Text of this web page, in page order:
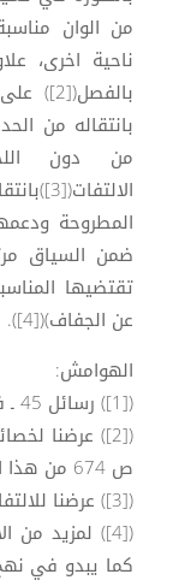
من الوان
ناحية اخرى،
بانتقاله من
من دون
المطروحة
ضمن السياق
تقتضيها
عن الجفاف)([4]).
الهوامش:
([1]) رسائل 45 ـ فقرة 3.
([2]) عرضنا
ص 674 من هذا البحث.
([3]) عرضنا للالتفات في ص 606 من هذا البحث.
([4]) لمزيد من
كما يبدو في